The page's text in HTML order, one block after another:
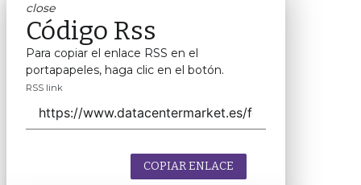
close
Código Rss
Para copiar el enlace RSS en el
portapapeles, haga clic en el botón.
RSS link
COPIAR ENLACE